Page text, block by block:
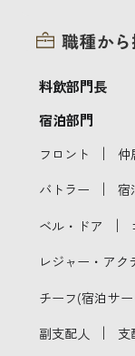
職種か
料飲部門長
宿泊部門
フロント ｜ 仲
バトラー ｜ 宿
ベル・ドア ｜
レジャー・アク
チーフ(宿泊サ
副支配人 ｜ 支